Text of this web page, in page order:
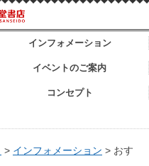
インフォメーション
イベントのご案内
コンセプト
> インフォメーション > おす